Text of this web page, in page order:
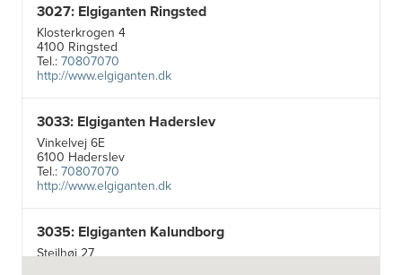
3027: Elgiganten Ringsted
Klosterkrogen 4
4100 Ringsted
Tel.:70807070
http://www.elgiganten.dk
3033: Elgiganten Haderslev
Vinkelvej 6E
6100 Haderslev
Tel.:70807070
http://www.elgiganten.dk
3035: Elgiganten Kalundborg
Stejlhøj 27